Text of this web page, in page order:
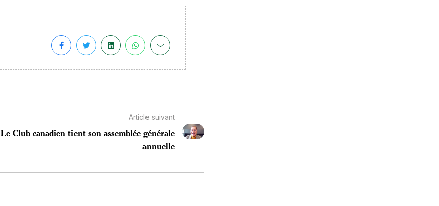
Article suivant
Le Club canadien tient son assemblée générale
annuelle